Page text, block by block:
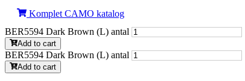
Komplet CAMO katalog
BER5594 Dark Brown (L) antal
Add to cart
BER5594 Dark Brown (L) antal
Add to cart